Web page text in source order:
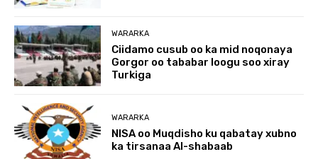
WARARKA
Ciidamo cusub oo ka mid noqonaya
Gorgor oo tababar loogu soo xiray
Turkiga
WARARKA
NISA oo Muqdisho ku qabatay xubno
ka tirsanaa Al-shabaab